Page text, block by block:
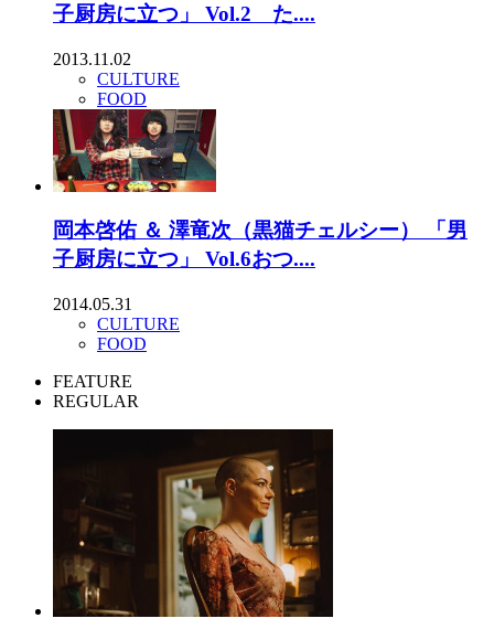
子厨房に立つ」 Vol.2 た....
2013.11.02
CULTURE
FOOD
岡本啓佑 ＆ 澤竜次（黒猫チェルシー） 「男
子厨房に立つ」 Vol.6おつ....
2014.05.31
CULTURE
FOOD
FEATURE
REGULAR